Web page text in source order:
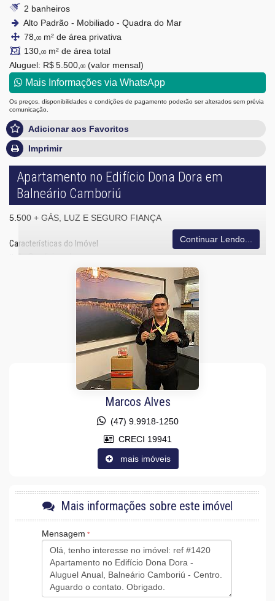
2 banheiros
Alto Padrão - Mobiliado - Quadra do Mar
78, 00m² de área privativa
130, 00m² de área total
Aluguel: R$ 5.500, 00 (valor mensal)
Mais Informações via WhatsApp
Os preços, disponibilidades e condições de pagamento poderão ser alterados sem prévia
comunicação.
Adicionar aos Favoritos
Imprimir
Apartamento no Edifício Dona Dora em
Balneário Camboriú
5.500 + GÁS, LUZ E SEGURO FIANÇA
Características do Imóvel
Ar Condicionado
Piso Porcelanato
Fechadura Eletrônica
Sacada / Varanda
Características do Empreendimento
Entrada para Banhistas
Acessibilidade para PNE
Continuar Lendo...
Marcos Alves
(47) 9.9918-1250
CRECI 19941
mais imóveis
Mais informações sobre este imóvel
Mensagem